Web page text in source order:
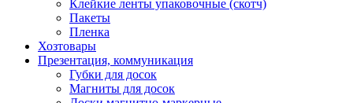
Клейкие ленты упаковочные (скотч)
Пакеты
Пленка
Хозтовары
Презентация, коммуникация
Губки для досок
Магниты для досок